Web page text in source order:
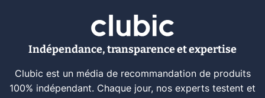
Indépendance, transparence et expertise
Clubic est un média de recommandation de produits
100% indépendant. Chaque jour, nos experts testent et